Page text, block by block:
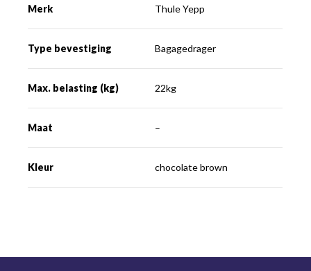
Merk Thule Yepp
Type bevestiging Bagagedrager
Max. belasting (kg) 22kg
Maat –
Kleur chocolate brown